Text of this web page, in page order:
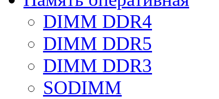
DIMM DDR4
DIMM DDR5
DIMM DDR3
SODIMM